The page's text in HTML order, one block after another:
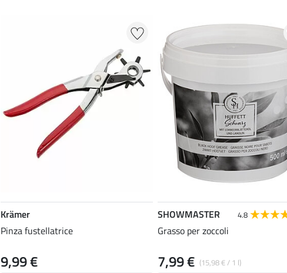
Krämer
Pinza fustellatrice
9,99 €
SHOWMASTER 4.8
Grasso per zoccoli
(15,98 € / 1 l)
7,99 €